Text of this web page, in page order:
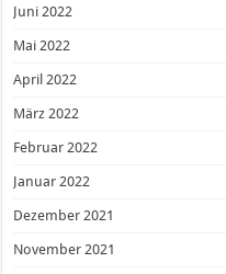
Juni 2022
Mai 2022
April 2022
März 2022
Februar 2022
Januar 2022
Dezember 2021
November 2021